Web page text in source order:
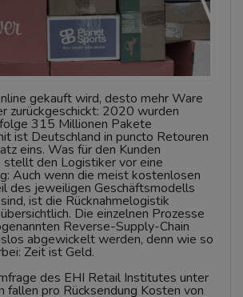
gekauft wird, desto mehr Ware
zurückgeschickt: 2020 wurden
315 Millionen Pakete
ist Deutschland in puncto Retouren
eins. Was für den Kunden
den Logistiker vor eine
Auch wenn die meist kostenlosen
des jeweiligen Geschäftsmodells
ist die Rücknahmelogistik
Die einzelnen Prozesse
Reverse-Supply-Chain
abgewickelt werden, denn wie so
Zeit ist Geld.
des EHI Retail Institutes unter
fallen pro Rücksendung Kosten von